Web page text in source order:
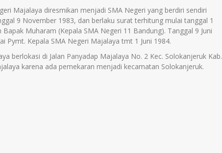
Majalaya diresmikan menjadi SMA Negeri yang berdiri sendiri
9 November 1983, dan berlaku surat terhitung mulai tanggal 1
Bapak Muharam (Kepala SMA Negeri 11 Bandung). Tanggal 9 Juni
Pymt. Kepala SMA Negeri Majalaya tmt 1 Juni 1984.
berlokasi di Jalan Panyadap Majalaya No. 2 Kec. Solokanjeruk Kab.
karena ada pemekaran menjadi kecamatan Solokanjeruk.